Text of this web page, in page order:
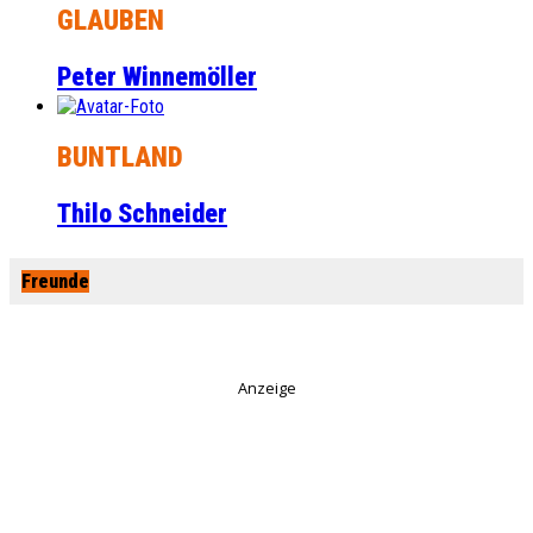
GLAUBEN
Peter Winnemöller
BUNTLAND
Thilo Schneider
Freunde
Anzeige